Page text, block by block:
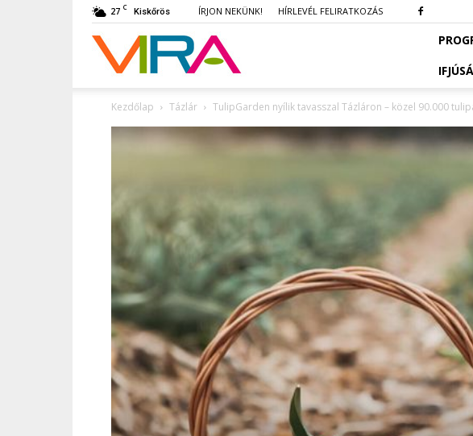
27 C Kiskőrös ÍRJON NEKÜNK! HÍRLEVÉL FELIRATKOZÁS
VIRA
Kezdőlap Tázlár TulipGarden nyílik tavasszal Tázláron – közel 90.000